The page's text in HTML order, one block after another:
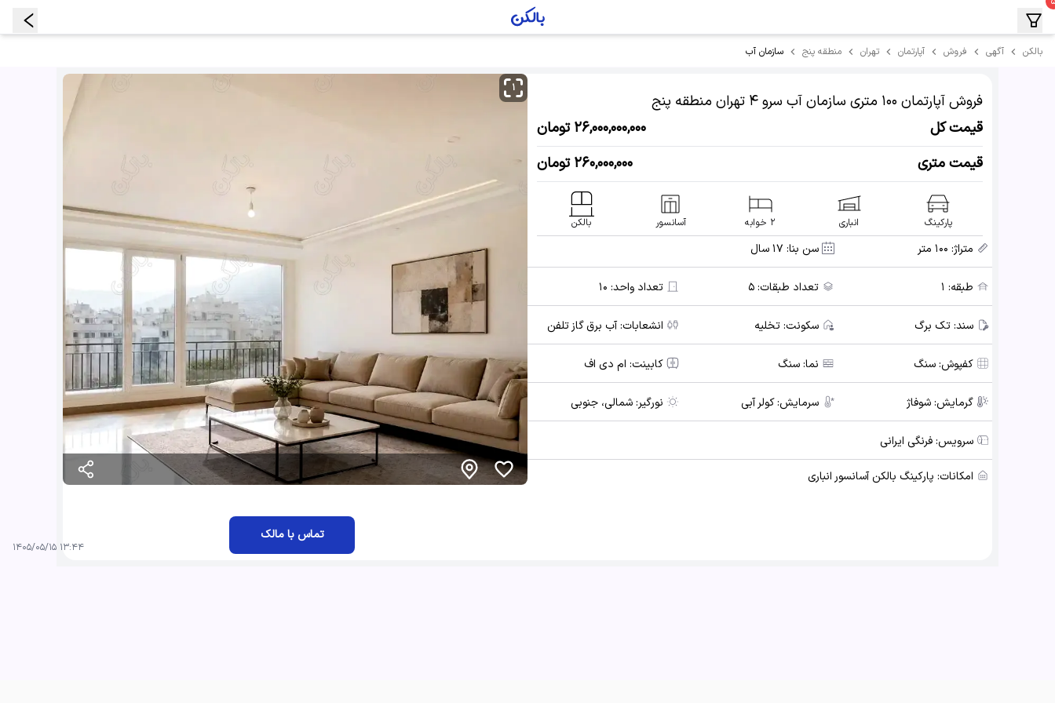
بالکن آگهی فروش آپارتمان تهران منطقه پنج سازمان آب
فروش آپارتمان ۱۰۰ متری سازمان آب سرو ۴
تهران منطقه پنج
قیمت کل
۲۶,۰۰۰,۰۰۰,۰۰۰ تومان
قیمت متری
۲۶۰,۰۰۰,۰۰۰ تومان
پارکینگ انباری ۲ خوابه آسانسور بالکن
متراژ: ۱۰۰ متر سن بنا: ۱۷ سال
طبقه: ۱ تعداد طبقات:۵ تعداد واحد: ۱۰
سند:تک برگ سکونت:تخلیه انشعابات:آب برق گاز تلفن
کفپوش:سنگ نما:سنگ کابینت: ام دی اف
گرمایش:شوفاژ سرمایش:کولر آبی نورگیر:شمالی، جنوبی
سرویس:فرنگی ایرانی
امکانات: پارکینگ بالکن آسانسور انباری
۱
تماس با مالک
۱۳:۴۴ ۱۴۰۵/۰۵/۱۵